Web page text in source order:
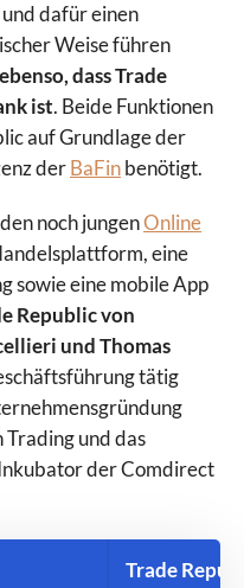
dafür einen
Weise führen
dass Trade
ist. Beide Funktionen
auf Grundlage der
derBaFinbenötigt.
noch jungenOnline
eine
sowie eine mobile App
Republic von
und Thomas
tätig
und das
der Comdirect
Trade